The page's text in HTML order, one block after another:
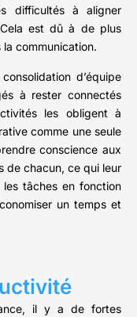
difficultés à aligner
Cela est dû à de plus
communication.
d’équipe
à rester connectés
les obligent à
comme une seule
conscience aux
de chacun, ce qui leur
tâches en fonction
un temps et
il y a de fortes